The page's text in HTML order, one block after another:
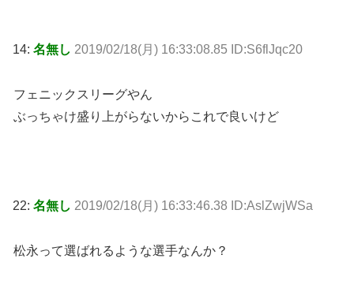
14: 名無し 2019/02/18(月) 16:33:08.85 ID:S6flJqc20
フェニックスリーグやん
ぶっちゃけ盛り上がらないからこれで良いけど
22: 名無し 2019/02/18(月) 16:33:46.38 ID:AslZwjWSa
松永って選ばれるような選手なんか？